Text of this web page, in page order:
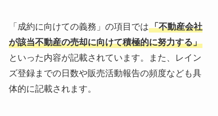
「成約に向けての義務」の項目では「不動産会社
が該当不動産の売却に向けて積極的に努力する」
といった内容が記載されています。また、レイン
ズ登録までの日数や販売活動報告の頻度なども具
体的に記載されます。